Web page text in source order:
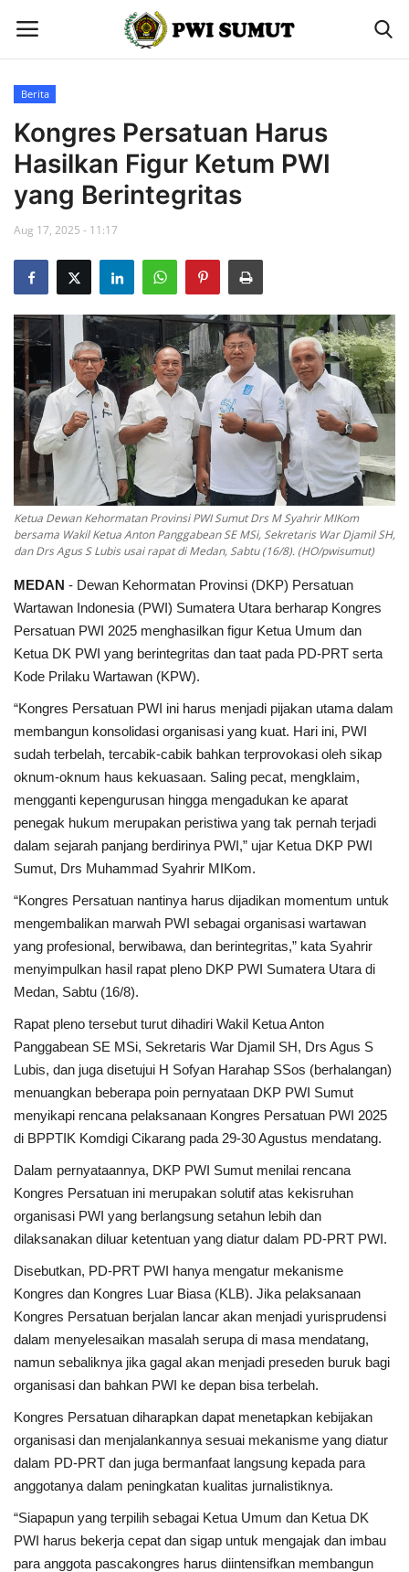
Home
Berita
Gallery
Berita
Kongres Persatuan Harus
Hasilkan Figur Ketum PWI
yang Berintegritas
Aug 17, 2025 - 11:17
Ketua Dewan Kehormatan Provinsi PWI Sumut Drs M Syahrir MIKom
bersama Wakil Ketua Anton Panggabean SE MSi, Sekretaris War Djamil SH,
dan Drs Agus S Lubis usai rapat di Medan, Sabtu (16/8). (HO/pwisumut)
MEDAN - Dewan Kehormatan Provinsi (DKP) Persatuan
Wartawan Indonesia (PWI) Sumatera Utara berharap Kongres
Persatuan PWI 2025 menghasilkan figur Ketua Umum dan
Ketua DK PWI yang berintegritas dan taat pada PD-PRT serta
Kode Prilaku Wartawan (KPW).
“Kongres Persatuan PWI ini harus menjadi pijakan utama dalam
membangun konsolidasi organisasi yang kuat. Hari ini, PWI
sudah terbelah, tercabik-cabik bahkan terprovokasi oleh sikap
oknum-oknum haus kekuasaan. Saling pecat, mengklaim,
mengganti kepengurusan hingga mengadukan ke aparat
penegak hukum merupakan peristiwa yang tak pernah terjadi
dalam sejarah panjang berdirinya PWI,” ujar Ketua DKP PWI
Sumut, Drs Muhammad Syahrir MIKom.
“Kongres Persatuan nantinya harus dijadikan momentum untuk
mengembalikan marwah PWI sebagai organisasi wartawan
yang profesional, berwibawa, dan berintegritas,” kata Syahrir
menyimpulkan hasil rapat pleno DKP PWI Sumatera Utara di
Medan, Sabtu (16/8).
Rapat pleno tersebut turut dihadiri Wakil Ketua Anton
Panggabean SE MSi, Sekretaris War Djamil SH, Drs Agus S
Lubis, dan juga disetujui H Sofyan Harahap SSos (berhalangan)
menuangkan beberapa poin pernyataan DKP PWI Sumut
menyikapi rencana pelaksanaan Kongres Persatuan PWI 2025
di BPPTIK Komdigi Cikarang pada 29-30 Agustus mendatang.
Dalam pernyataannya, DKP PWI Sumut menilai rencana
Kongres Persatuan ini merupakan solutif atas kekisruhan
organisasi PWI yang berlangsung setahun lebih dan
dilaksanakan diluar ketentuan yang diatur dalam PD-PRT PWI.
Disebutkan, PD-PRT PWI hanya mengatur mekanisme
Kongres dan Kongres Luar Biasa (KLB). Jika pelaksanaan
Kongres Persatuan berjalan lancar akan menjadi yurisprudensi
dalam menyelesaikan masalah serupa di masa mendatang,
namun sebaliknya jika gagal akan menjadi preseden buruk bagi
organisasi dan bahkan PWI ke depan bisa terbelah.
Kongres Persatuan diharapkan dapat menetapkan kebijakan
organisasi dan menjalankannya sesuai mekanisme yang diatur
dalam PD-PRT dan juga bermanfaat langsung kepada para
anggotanya dalam peningkatan kualitas jurnalistiknya.
“Siapapun yang terpilih sebagai Ketua Umum dan Ketua DK
PWI harus bekerja cepat dan sigap untuk mengajak dan imbau
para anggota pascakongres harus diintensifkan membangun